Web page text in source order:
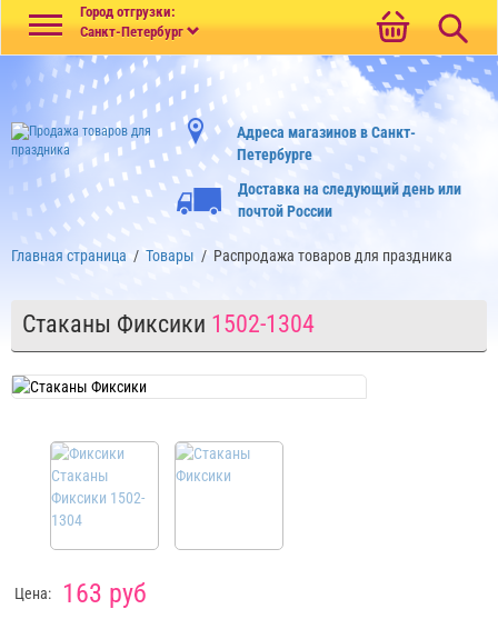
Город отгрузки:
Санкт-Петербург
Адреса магазинов в Санкт-
Петербурге
Доставка на следующий день или
почтой России
Главная страница / Товары / Распродажа товаров для праздника
Стаканы Фиксики 1502-1304
Цена: 163 руб